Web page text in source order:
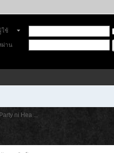
ใช้
ผ่าน
ni Hea ...